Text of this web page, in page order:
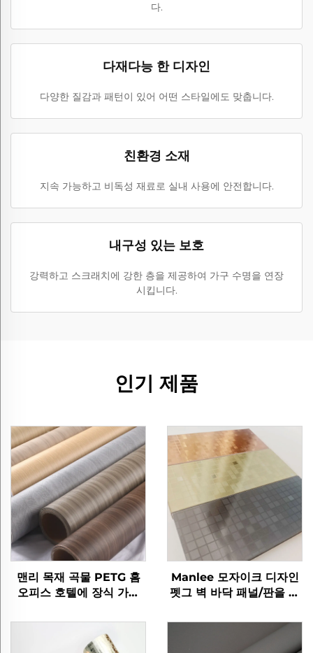
다.
다재다능 한 디자인
다양한 질감과 패턴이 있어 어떤 스타일에도 맞춥니다.
친환경 소재
지속 가능하고 비독성 재료로 실내 사용에 안전합니다.
내구성 있는 보호
강력하고 스크래치에 강한 층을 제공하여 가구 수명을 연장
시킵니다.
인기 제품
맨리 목재 곡물 PETG 홈
오피스 호텔에 장식 가구
Manlee 모자이크 디자인
펫그 벽 바닥 패널/판을 위